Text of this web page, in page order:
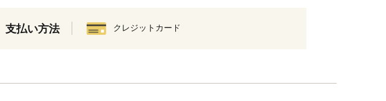
支払い方法 クレジットカード